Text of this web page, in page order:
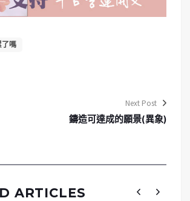
了嗎
Next Post
鑄造可達成的願景(異象)
ARTICLES